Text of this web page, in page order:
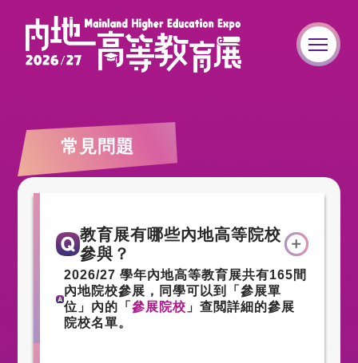
常見問題
教育展有哪些內地高等院校
參與？
2026/27學年內地高等教育展共有165間
內地院校參展，同學可以到「參展單
位」內的「參展院校 」查閲詳細的參展
院校名單。